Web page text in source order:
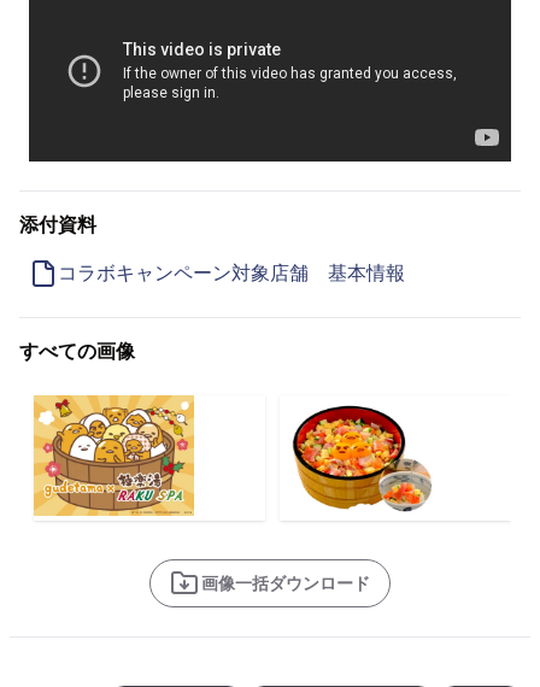
添付資料
コラボキャンペーン対象店舗 基本情報
すべての画像
画像一括ダウンロード